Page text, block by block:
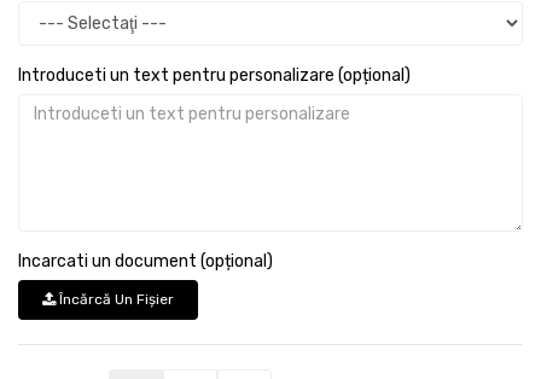
Introduceti un text pentru personalizare (opțional)
Incarcati un document (opțional)
Încărcă Un Fişier